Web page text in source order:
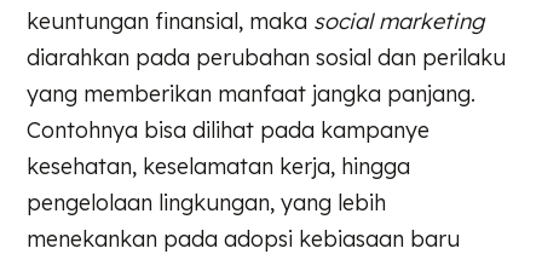
keuntungan finansial, maka social marketing
diarahkan pada perubahan sosial dan perilaku
yang memberikan manfaat jangka panjang.
Contohnya bisa dilihat pada kampanye
kesehatan, keselamatan kerja, hingga
pengelolaan lingkungan, yang lebih
menekankan pada adopsi kebiasaan baru